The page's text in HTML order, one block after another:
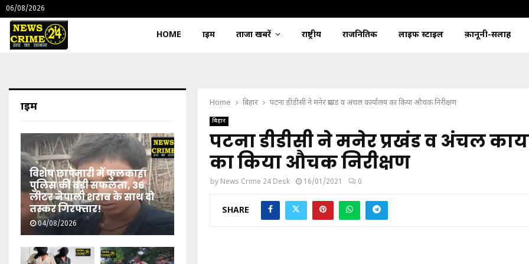
06/08/2026
HOME क्राइम ताजा खबरें राष्ट्रीय राजनितिक लाइफ स्टाइल क़ानूनी-सलाह
Home बिहार पटना डीडीसी ने मनेर प्रखंड व अंचल कार्यालय का किया औचक निरीक्षण
बिहार
पटना डीडीसी ने मनेर प्रखंड व अंचल
का किया औचक निरीक्षण
by News Crime 24 Desk 16/01/2021 0
SHARE
क्राइम
विशेष छापेमारी में फुलकाहा
पुलिस की बड़ी सफलता, 36
लीटर नेपाली शराब के साथ दो
तस्कर गिरफ्तार!
04/08/2026